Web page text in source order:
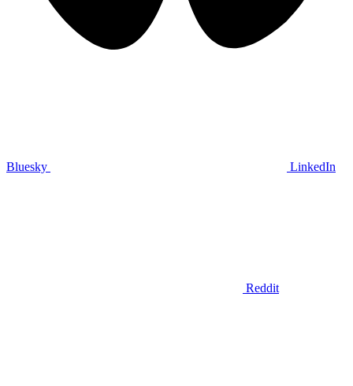
Bluesky LinkedIn
Reddit